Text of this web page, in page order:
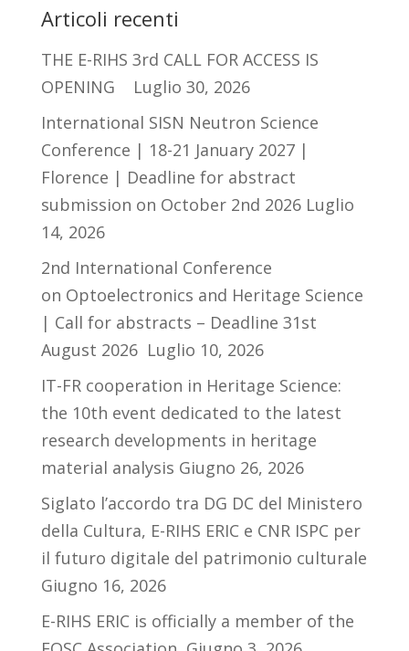
Articoli recenti
THE E-RIHS 3rd CALL FOR ACCESS IS
OPENING
Luglio 30, 2026
International SISN Neutron Science
Conference | 18-21 January 2027 |
Florence | Deadline for abstract
submission on October 2nd 2026 Luglio
14, 2026
2nd International Conference
on Optoelectronics and Heritage Science
| Call for abstracts – Deadline 31st
August 2026 Luglio 10, 2026
IT-FR cooperation in Heritage Science:
the 10th event dedicated to the latest
research developments in heritage
material analysis Giugno 26, 2026
Siglato l’accordo tra DG DC del Ministero
della Cultura, E-RIHS ERIC e CNR ISPC per
il futuro digitale del patrimonio culturale
Giugno 16, 2026
E-RIHS ERIC is officially a member of the